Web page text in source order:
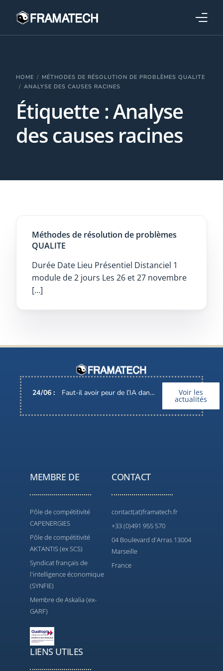
HOME
MÉTHODES DE RÉSOLUTION DE PROBLÈMES QUALITE
ANALYSE DES CAUSES RACINES
Étiquette :Analyse
des causes racines
Méthodes de résolution de problèmes
QUALITE
Durée Date Lieu Présentiel Distanciel 1
module de 2 jours Les 26 et 27 novembre
[…]
24/06 : Faut-il avoir peur de l’IA dans nos métiers ? Voir les
actualités
MEMBRE DE
Pôle de compétitivité
CAPENERGIES
Pôle de compétitivité
AKTANTIS (ex SCS)
Syndicat français de
l'intelligence économique
(SYNFIE)
Membre de Askalia (ex-
GARF)
CONTACT
contact(at)framatech.fr
+33 (0)491 955 570
04 Boulevard d'Arras 13004
Marseille
France
LIENS UTILES
Formations
Performance électronique
Stratégies industrielles